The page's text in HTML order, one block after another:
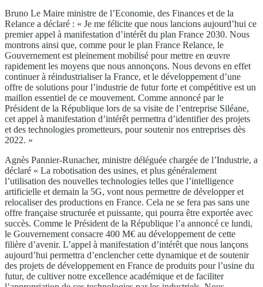
Bruno Le Maire ministre de l’Economie, des Finances et de la
Relance a déclaré : « Je me félicite que nous lancions aujourd’hui ce
premier appel à manifestation d’intérêt du plan France 2030. Nous
montrons ainsi que, comme pour le plan France Relance, le
Gouvernement est pleinement mobilisé pour mettre en œuvre
rapidement les moyens que nous annonçons. Nous devons en effet
continuer à réindustrialiser la France, et le développement d’une
offre de solutions pour l’industrie de futur forte et compétitive est un
maillon essentiel de ce mouvement. Comme annoncé par le
Président de la République lors de sa visite de l’entreprise Siléane,
cet appel à manifestation d’intérêt permettra d’identifier des projets
et des technologies prometteurs, pour soutenir nos entreprises dès
2022. »
Agnès Pannier-Runacher, ministre déléguée chargée de l’Industrie, a
déclaré « La robotisation des usines, et plus généralement
l’utilisation des nouvelles technologies telles que l’intelligence
artificielle et demain la 5G, vont nous permettre de développer et
relocaliser des productions en France. Cela ne se fera pas sans une
offre française structurée et puissante, qui pourra être exportée avec
succès. Comme le Président de la République l’a annoncé ce lundi,
le Gouvernement consacre 400 M€ au développement de cette
filière d’avenir. L’appel à manifestation d’intérêt que nous lançons
aujourd’hui permettra d’enclencher cette dynamique et de soutenir
des projets de développement en France de produits pour l’usine du
futur, de cultiver notre excellence académique et de faciliter